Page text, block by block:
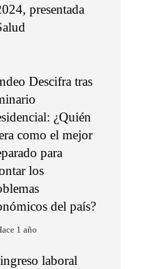
presentada
Descifra tras
¿Quién
como el mejor
para
los
del país?
1 año
laboral